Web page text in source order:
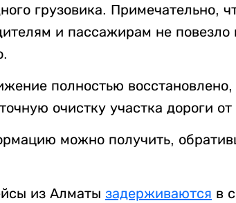
грузовика. Примечательно,
и пассажирам не повезло
полностью
очистку участка дороги от
можно получить,
из Алматы задерживаются в